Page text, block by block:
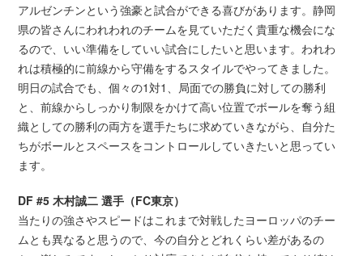
アルゼンチンという強豪と試合ができる喜びがあります。静岡
県の皆さんにわれわれのチームを見ていただく貴重な機会にな
るので、いい準備をしていい試合にしたいと思います。われわ
れは積極的に前線から守備をするスタイルでやってきました。
明日の試合でも、個々の1対1、局面での勝負に対しての勝利
と、前線からしっかり制限をかけて高い位置でボールを奪う組
織としての勝利の両方を選手たちに求めていきながら、自分た
ちがボールとスペースをコントロールしていきたいと思ってい
ます。
DF #5 木村誠二 選手（FC東京）
当たりの強さやスピードはこれまで対戦したヨーロッパのチー
ムとも異なると思うので、今の自分とどれくらい差があるの